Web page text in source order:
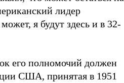
лидер
я будут здесь и в 32-
его полномочий должен
США, принятая в 1951